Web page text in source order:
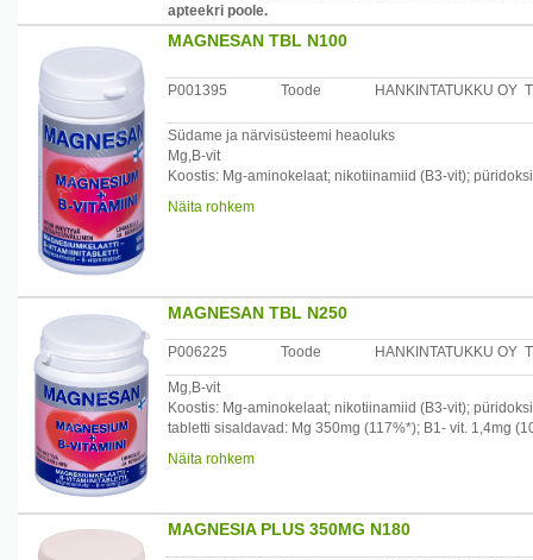
apteekri poole.
MAGNESAN TBL N100
P001395 Toode HANKINTATUKKU OY
Südame ja närvisüsteemi heaoluks
Mg,B-vit
Koostis: Mg-aminokelaat; nikotiinamiid (B3-vit);
4 tbl päevas
Näita rohkem
MAGNESAN TBL N250
P006225 Toode HANKINTATUKKU OY
Mg,B-vit
Koostis: Mg-aminokelaat; nikotiinamiid (B3-vit);
tabletti sisaldavad: Mg 350mg (117%*); B1- vit. 1,4mg
Näita rohkem
MAGNESIA PLUS 350MG N180